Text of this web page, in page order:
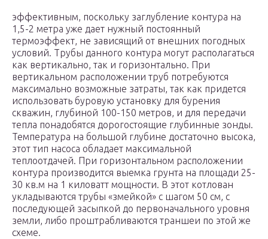
эффективным, поскольку заглубление контура на
1,5-2 метра уже дает нужный постоянный
термоэффект, не зависящий от внешних погодных
условий. Трубы данного контура могут располагаться
как вертикально, так и горизонтально. При
вертикальном расположении труб потребуются
максимально возможные затраты, так как придется
использовать буровую установку для бурения
скважин, глубиной 100-150 метров, и для передачи
тепла понадобятся дорогостоящие глубинные зонды.
Температура на большой глубине достаточно высока,
этот тип насоса обладает максимальной
теплоотдачей. При горизонтальном расположении
контура производится выемка грунта на площади 25-
30 кв.м на 1 киловатт мощности. В этот котлован
укладываются трубы «змейкой» с шагом 50 см, с
последующей засыпкой до первоначального уровня
земли, либо проштрабливаются траншеи по этой же
схеме.